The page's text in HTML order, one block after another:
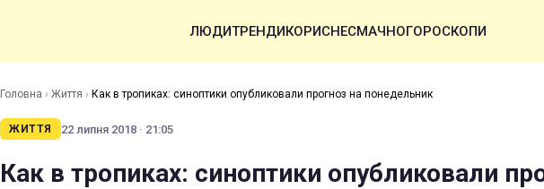
ЛЮДИТРЕНДИКОРИСНЕСМАЧНОГОРОСКОПИ
Головна › Життя › Как в тропиках: синоптики опубликовали прогноз на понедельник
ЖИТТЯ 22 липня 2018 · 21:05
Как в тропиках: синоптики опубликовали